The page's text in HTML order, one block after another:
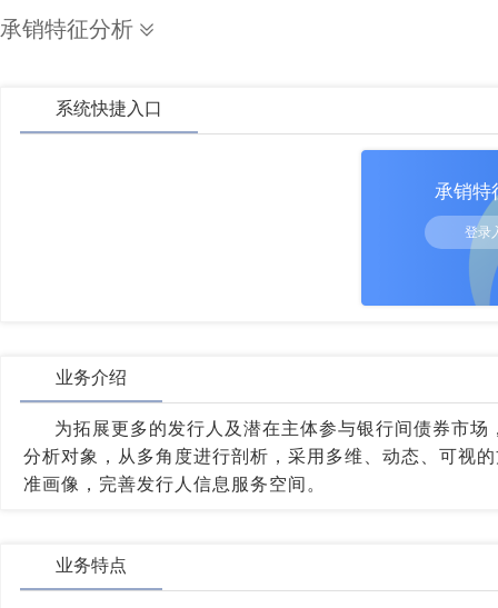
承销特征分析
系统快捷入口
承销特
登录
业务介绍
为拓展更多的发行人及潜在主体参与银行间债券市
分析对象，从多角度进行剖析，采用多维、动态、可视
准画像，完善发行人信息服务空间。
业务特点